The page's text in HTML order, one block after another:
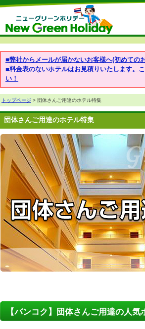
■弊社からメールが届かないお客様へ(初めての
■料金表のないホテルはお見積りいたします。
い！
トップページ > 団体さんご用達のホテル特集
団体さんご用達のホテル特集
【バンコク】団体さんご用達の人気